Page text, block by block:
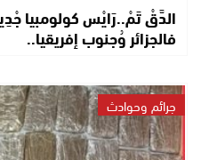
الدَّقْ تَمْ..رَايْس كولومبيا
فالجزائر وُجنوب إفريقيا..
جرائم وحوادث